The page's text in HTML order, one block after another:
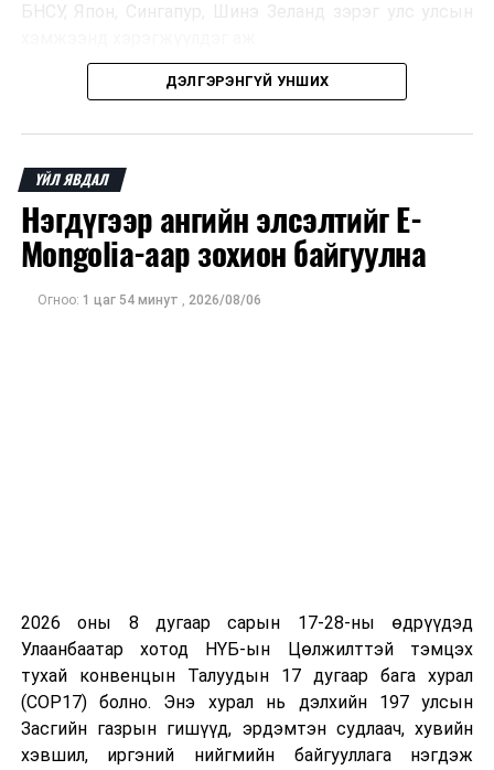
БНСУ, Япон, Сингапур, Шинэ Зеланд зэрэг улс улсын
Нэг эх үүсвэрээс худалдан авах тогтолцоо нь бөөний
бууруулах, ДЭМБ-ын хатуу зохицуулалттай
үйлдвэрээс эмийг боломжийн үнээр авах, зах зээлд
ховорддог эмийн хангамжийг тасалдуулахгүй байх
давуу талтай.
Мөн чанаргүй болон хуурамч эмийн эрсдэлийг
бууруулж, эмийн үнийн өсөлтийг сааруулснаар
ДЭЛГЭРЭНГҮЙ УНШИХ
ҮЙЛ ЯВДАЛ
Нэгдүгээр ангийн элсэлтийг E-
Mongolia-аар зохион байгуулна
Огноо: 1 цаг 54 минут , 2026/08/06
2026 оны 8 дугаар сарын 17-28-ны өдрүүдэд
Улаанбаатар хотод НҮБ-ын Цөлжилттэй тэмцэх
тухай конвенцын Талуудын 17 дугаар бага хурал
(COP17) болно. Энэ хурал нь дэлхийн 197 улсын
Засгийн газрын гишүүд, эрдэмтэн судлаач, хувийн
хэвшил, иргэний нийгмийн байгууллага нэгдэж